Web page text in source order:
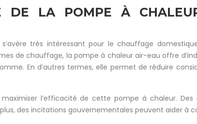
DE LA POMPE À
très intéressant pour le chauffage
de chauffage, la pompe à chaleur air-eau offre
En d’autres termes, elle permet de réduire
l’efficacité de cette pompe à chaleur.
des incitations gouvernementales peuvent aider à